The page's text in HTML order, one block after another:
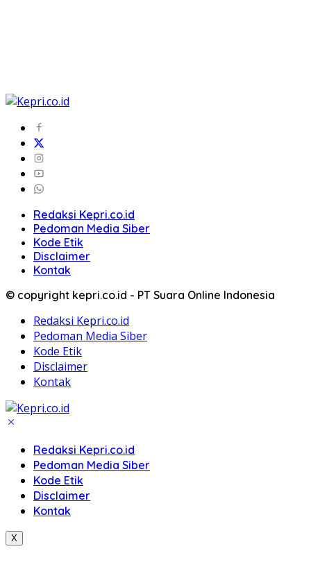
Redaksi Kepri.co.id
Pedoman Media Siber
Kode Etik
Disclaimer
Kontak
© copyright kepri.co.id - PT Suara Online Indonesia
Redaksi Kepri.co.id
Pedoman Media Siber
Kode Etik
Disclaimer
Kontak
Redaksi Kepri.co.id
Pedoman Media Siber
Kode Etik
Disclaimer
Kontak
X